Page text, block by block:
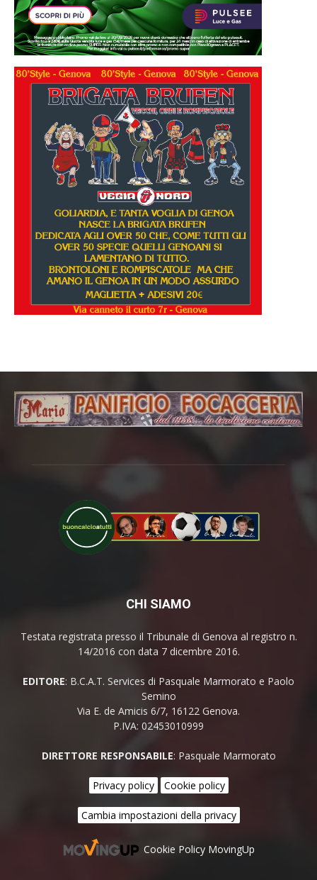
CHI SIAMO
Testata registrata presso il Tribunale di Genova al registro n.
14/2016 con data 7 dicembre 2016.
EDITORE: B.C.A.T. Services di Pasquale Marmorato e Paolo
Semino
Via E. de Amicis 6/7, 16122 Genova.
P.IVA: 02453010999
DIRETTORE RESPONSABILE: Pasquale Marmorato
Privacy policy Cookie policy
Cambia impostazioni della privacy
Cookie Policy MovingUp